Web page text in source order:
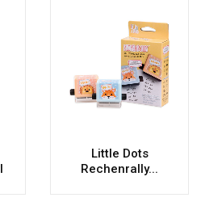
Little Dots
Rechenrally...